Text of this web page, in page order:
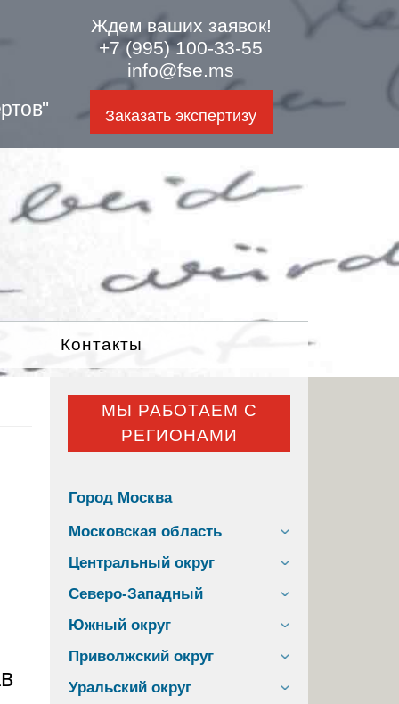
Ждем ваших заявок!
+7 (995) 100-33-55
info@fse.ms
Заказать экспертизу
Контакты
МЫ РАБОТАЕМ С
РЕГИОНАМИ
Город Москва
Московская область
Центральный округ
Северо-Западный
Южный округ
Приволжский округ
Уральский округ